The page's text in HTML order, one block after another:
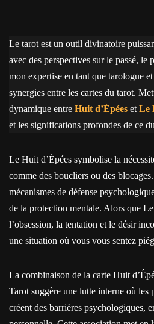
Le tarot est un outil divinatoire
avec des perspectives sur le passé, le
mon expertise en tant que tarologue
synergies entre les cartes du tarot.
dynamique entre Huit d’Épées et Le
et les significations profondes de ce
Le Huit d’Épées symbolise la
comme des boucliers ou des
mécanismes de défense
de la protection mentale. Alors que
l’obsession, la tentation et le désir
une situation où vous vous sentez
La combinaison de la carte Huit
Tarot suggère une lutte interne où les
créent des barrières psychologiques,